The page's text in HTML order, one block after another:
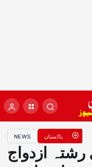
NEWS پاکستان
رشتہ ازدواج